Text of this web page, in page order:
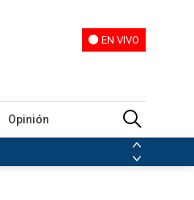
EN VIVO
Opinión